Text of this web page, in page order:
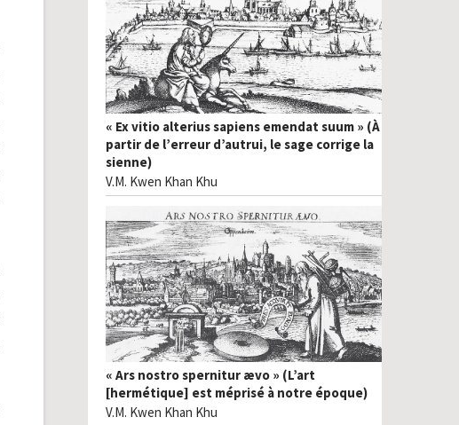
« Ex vitio alterius sapiens emendat suum » (À
partir de l’erreur d’autrui, le sage corrige la
sienne)
V.M. Kwen Khan Khu
« Ars nostro spernitur ævo » (L’art
[hermétique] est méprisé à notre époque)
V.M. Kwen Khan Khu